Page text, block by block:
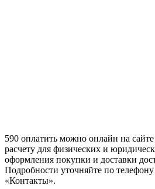
590 оплатить можно онлайн на
расчету для физических и
оформления покупки и доставки
Подробности уточняйте по
«Контакты».